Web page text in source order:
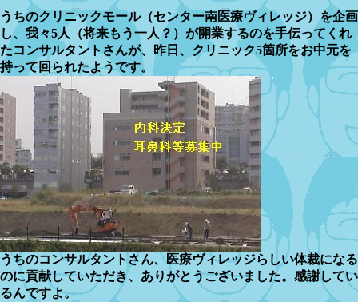
うちのクリニックモール（センター南医療ヴィレッジ）を企画
し、我々5人（将来もう一人？）が開業するのを手伝ってくれ
たコンサルタントさんが、昨日、クリニック5箇所をお中元を
持って回られたようです。
うちのコンサルタントさん、医療ヴィレッジらしい体裁になる
のに貢献していただき、ありがとうございました。感謝してい
るんですよ。